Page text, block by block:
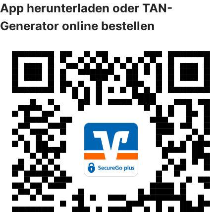
App herunterladen oder TAN-
Generator online bestellen